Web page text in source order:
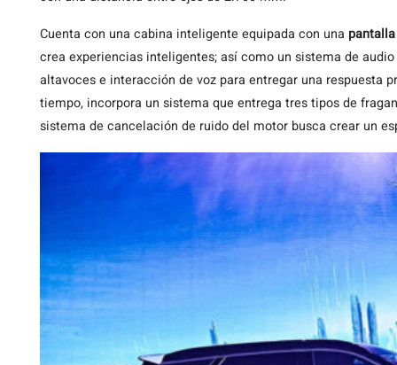
Cuenta con una cabina inteligente equipada con una
crea experiencias inteligentes; así como un sistema de
altavoces e interacción de voz para entregar una respuesta
tiempo, incorpora un sistema que entrega tres tipos de
sistema de cancelación de ruido del motor busca crear un